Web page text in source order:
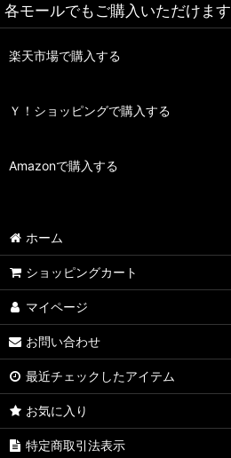
各モールでもご購入いただけます
楽天市場で購入する
Ｙ！ショッピングで購入する
Amazonで購入する
ホーム
ショッピングカート
マイページ
お問い合わせ
最近チェックしたアイテム
お気に入り
特定商取引法表示